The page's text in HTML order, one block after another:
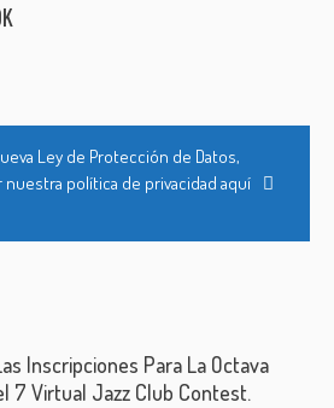
Ley de Protección de Datos,
política de privacidad aquí
Inscripciones Para La Octava
7 Virtual Jazz Club Contest.